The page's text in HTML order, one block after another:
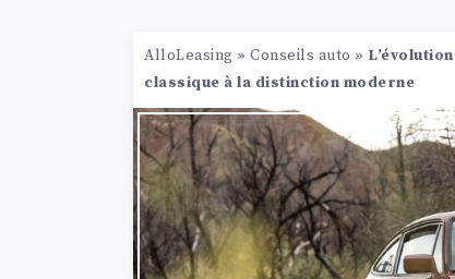
AlloLeasing » Conseils auto »
classique à la distinction moderne